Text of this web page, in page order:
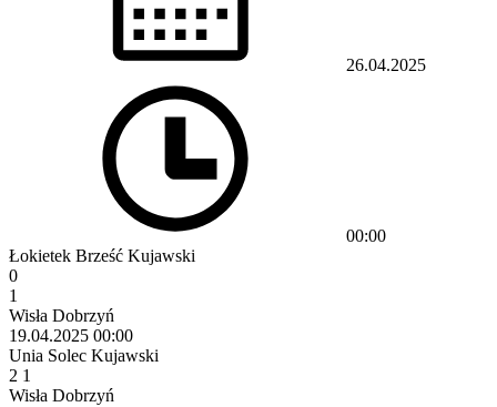
26.04.2025
00:00
Łokietek Brześć Kujawski
0
1
Wisła Dobrzyń
19.04.2025 00:00
Unia Solec Kujawski
2 1
Wisła Dobrzyń